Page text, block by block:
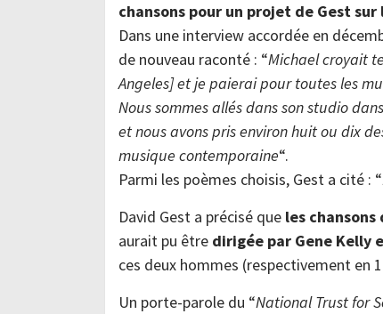
chansons pour un projet de Gest
Dans une interview accordée en
de nouveau raconté : “Michael croyait
Angeles] et je paierai pour toutes les
Nous sommes allés dans son studio
et nous avons pris environ huit ou dix
musique contemporaine“.
Parmi les poèmes choisis, Gest a cité : “
David Gest a précisé que les
aurait pu être dirigée par Gene Kelly
ces deux hommes (respectivement en
Un porte-parole du “National Trust for